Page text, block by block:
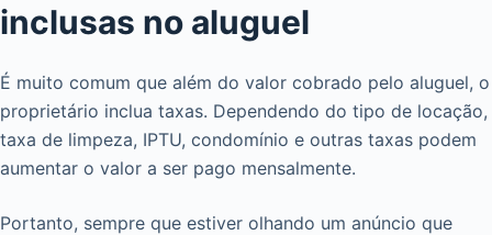
inclusas no aluguel
É muito comum que além do valor cobrado pelo aluguel, o
proprietário inclua taxas. Dependendo do tipo de locação,
taxa de limpeza, IPTU, condomínio e outras taxas podem
aumentar o valor a ser pago mensalmente.
Portanto, sempre que estiver olhando um anúncio que